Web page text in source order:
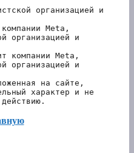
организацией и
Meta,
организацией и
компании Meta,
организацией и
на сайте,
характер и не